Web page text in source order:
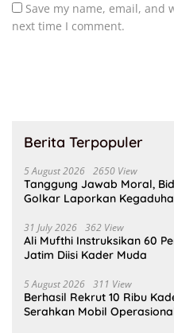
Save my name, email,
next time I comment.
Berita Terpopuler
5 August 2026 2650 View
Tanggung Jawab Moral,
Golkar Laporkan
31 July 2026 362 View
Ali Mufthi Instruksikan 60
Jatim Diisi Kader Muda
5 August 2026 311 View
Berhasil Rekrut 10 Ribu
Serahkan Mobil